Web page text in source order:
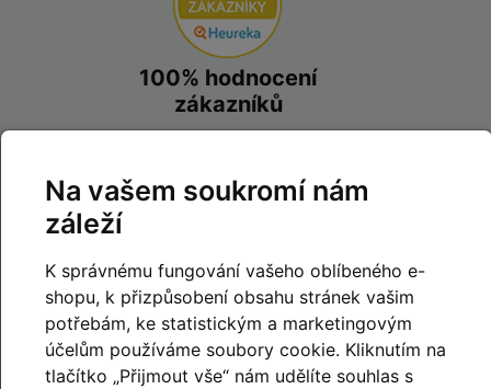
100% hodnocení
zákazníků
Heureka.cz
99% hodnocení
zákazníků
Na vašem soukromí nám
záleží
K správnému fungování vašeho oblíbeného e-
shopu, k přizpůsobení obsahu stránek vašim
potřebám, ke statistickým a marketingovým
účelům používáme soubory cookie. Kliknutím na
tlačítko „Přijmout vše“ nám udělíte souhlas s